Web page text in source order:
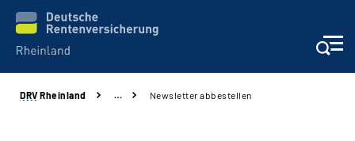
Aktuelles
DRV Rheinland … Newsletter abbestellen